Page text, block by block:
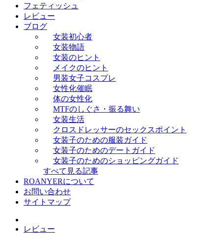
フェティッシュ
レビュー
ブログ
女装初心者
女装物語
女装のヒント
メイクのヒント
男装女子コスプレ
女性化催眠
体の女性化
MTFのしぐさ・振る舞い
女装生活
クロスドレッサーのセックスポイント
女装子のための服装ガイド
女装子のためのデートガイド
女装子のためのショッピングガイド
すべて見る記事
ROANYERについて
お問い合わせ
サイトマップ
レビュー